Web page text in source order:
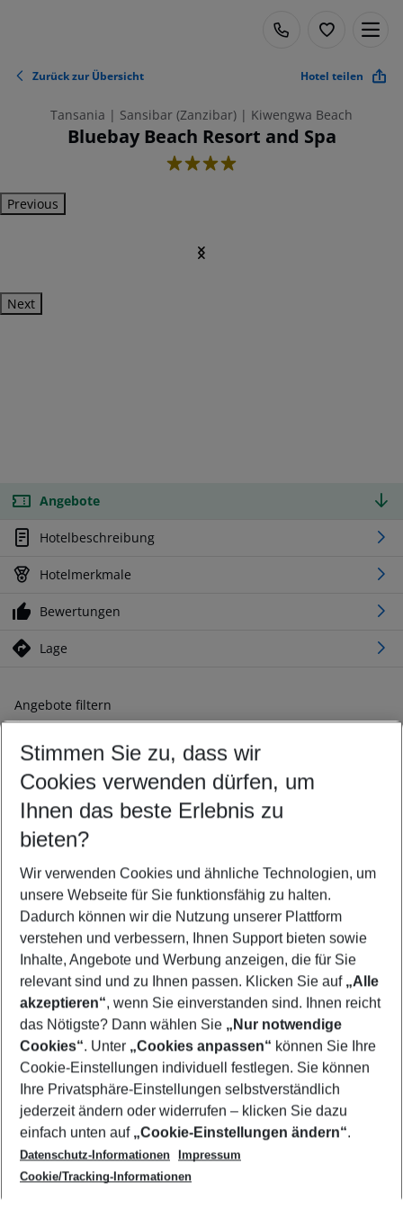
Zurück zur Übersicht Hotel teilen
Tansania | Sansibar (Zanzibar) | Kiwengwa Beach
Bluebay Beach Resort and Spa
4
Previous
Next
Angebote
Hotelbeschreibung
Hotelmerkmale
Bewertungen
Lage
Angebote filtern
Ändern Sie Ihre Kriterien nach Ihren Wünschen
Abflughafen wählen
Beliebiger Abflughafen
Reisezeitraum wählen
08.08.26– 06.08.27 5-8 Nächte
2 Erwachsene Keine Kinder
Mehr Filter anzeigen
Footer
Footer navigation
Über uns
AGB
Cookie-Einstellungen ändern
Cookie-Richtlinie
Datenschutz
Service & Hilfe
Barrierefreies Reisen
Check-in
Folgen Sie uns
Stimmen Sie zu, dass wir
Cookies verwenden dürfen, um
Ihnen das beste Erlebnis zu
bieten?
Wir verwenden Cookies und ähnliche Technologien, um
unsere Webseite für Sie funktionsfähig zu halten.
Dadurch können wir die Nutzung unserer Plattform
verstehen und verbessern, Ihnen Support bieten sowie
Inhalte, Angebote und Werbung anzeigen, die für Sie
relevant sind und zu Ihnen passen. Klicken Sie auf „Alle
akzeptieren“, wenn Sie einverstanden sind. Ihnen reicht
das Nötigste? Dann wählen Sie „Nur notwendige
Cookies“. Unter „Cookies anpassen“ können Sie Ihre
Cookie-Einstellungen individuell festlegen. Sie können
Ihre Privatsphäre-Einstellungen selbstverständlich
jederzeit ändern oder widerrufen – klicken Sie dazu
einfach unten auf „Cookie-Einstellungen ändern“.
Datenschutz-Informationen
Impressum
Cookie/Tracking-Informationen